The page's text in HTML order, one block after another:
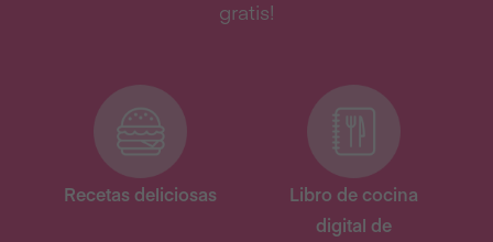
gratis!
Recetas deliciosas
Libro de cocina
digital de